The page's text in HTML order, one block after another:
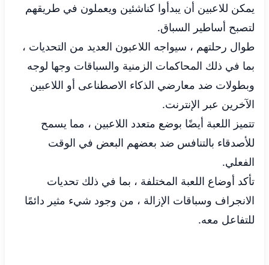
يمكن للاعبين أن يبدأوا كناشئين ويعملون في طريقهم
لتصبح أساطير السباق.
طوال رحلتهم ، سيواجه اللاعبون العديد من التحديات ،
بما في ذلك المحاكمات الزمنية والسباقات وجها لوجه
وبطولات ضد معارضي الذكاء الاصطناعى أو اللاعبين
الآخرين عبر الإنترنت.
تتميز اللعبة أيضًا بوضع متعدد اللاعبين ، مما يسمح
للأصدقاء بالتنافس ضد بعضهم البعض في الوقت
الفعلي.
تأكد أوضاع اللعبة المختلفة ، بما في ذلك تحديات
الانجراف وسباقات الإزالة ، من وجود شيء مثير دائمًا
للتفاعل معه.